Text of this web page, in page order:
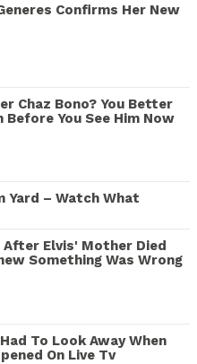
Confirms Her New
Chaz Bono? You Better
Before You See Him Now
Yard – Watch What
After Elvis' Mother Died
Something Was Wrong
To Look Away When
On Live Tv